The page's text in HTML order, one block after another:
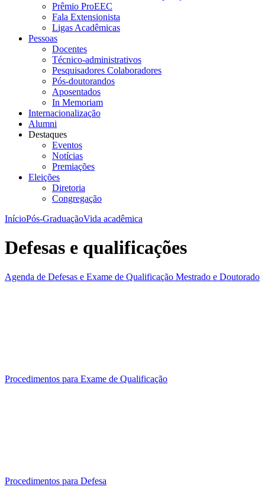
Prêmio ProEEC
Fala Extensionista
Ligas Acadêmicas
Pessoas
Docentes
Técnico-administrativos
Pesquisadores Colaboradores
Pós-doutorandos
Aposentados
In Memoriam
Internacionalização
Alumni
Destaques
Eventos
Notícias
Premiações
Eleições
Diretoria
Congregação
InícioPós-GraduaçãoVida acadêmica
Defesas e qualificações
Agenda de Defesas e Exame de Qualificação Mestrado e Doutorado
Procedimentos para Exame de Qualificação
Procedimentos para Defesa